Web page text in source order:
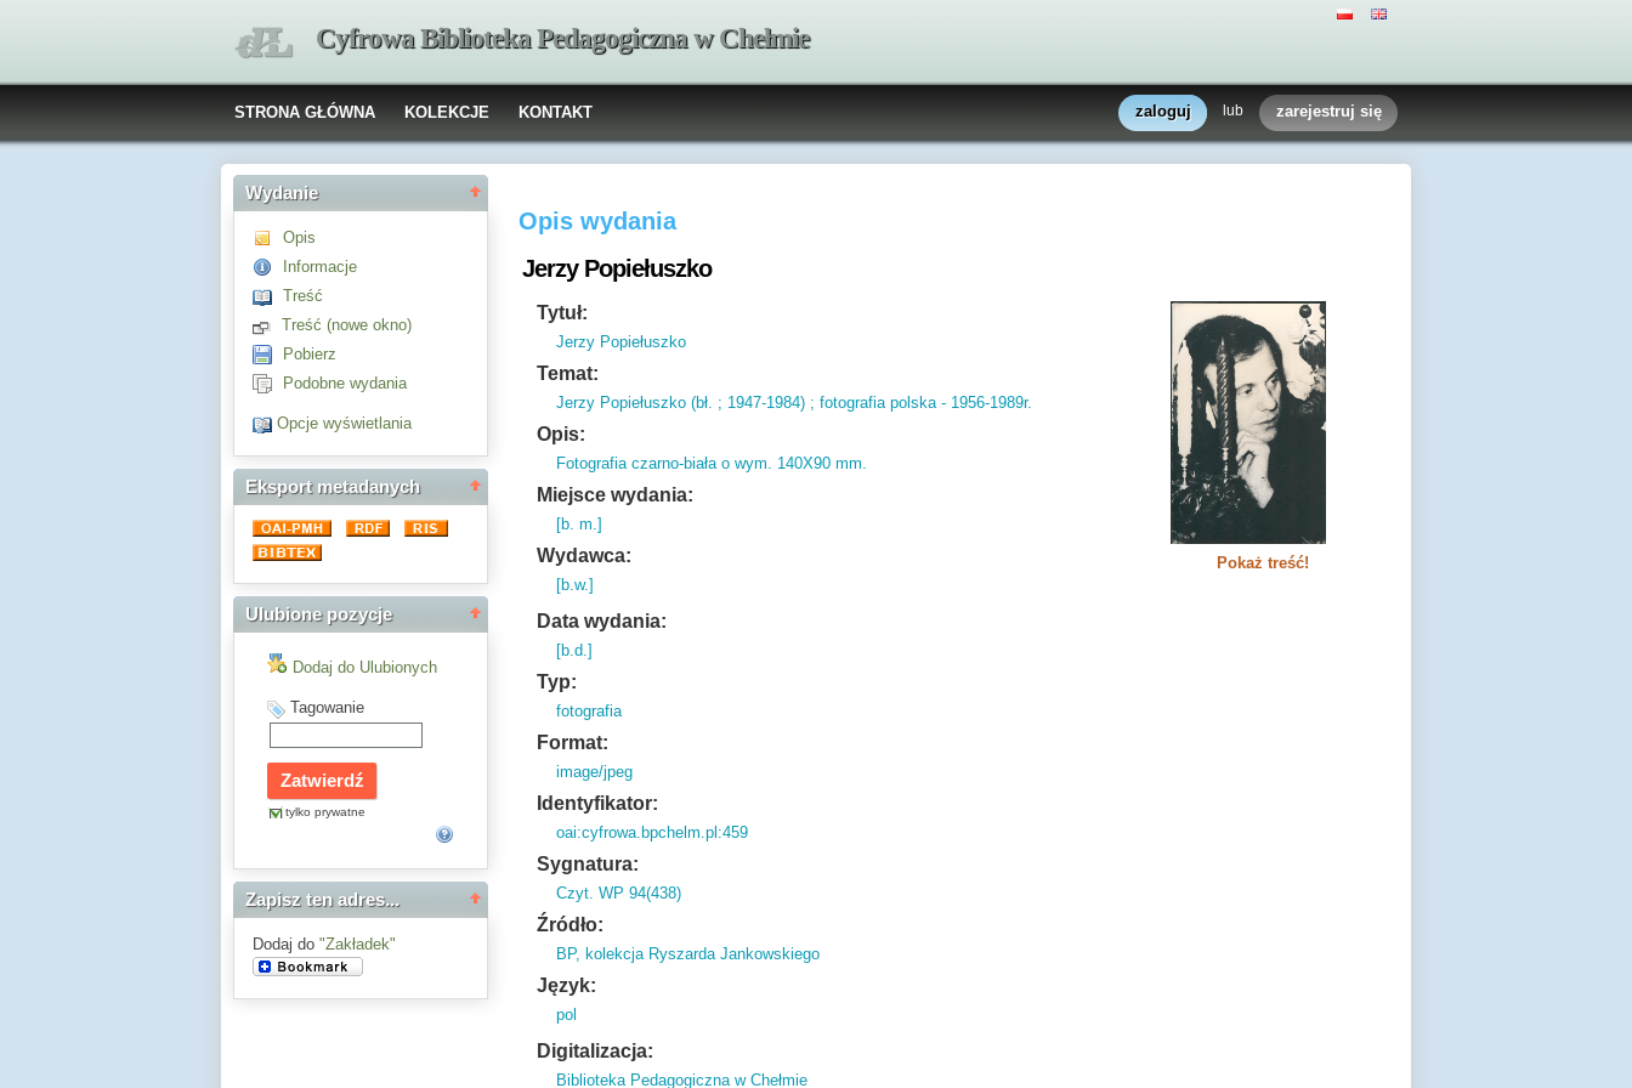
Cyfrowa Biblioteka Pedagogiczna w Chełmie
STRONA GŁÓWNA KOLEKCJE KONTAKT zaloguj lub zarejestruj się
Wydanie
Opis
Informacje
Treść
Treść (nowe okno)
Pobierz
Podobne wydania
Opcje wyświetlania
Eksport metadanych
Ulubione pozycje
Dodaj do Ulubionych
Tagowanie
tylko prywatne
Zapisz ten adres...
Dodaj do "Zakładek"
Opis wydania
Jerzy Popiełuszko
Pokaż treść!
Tytuł:
Jerzy Popiełuszko
Temat:
Jerzy Popiełuszko (bł. ; 1947-1984) ; fotografia polska - 1956-1989r.
Opis:
Fotografia czarno-biała o wym. 140X90 mm.
Miejsce wydania:
[b. m.]
Wydawca:
[b.w.]
Data wydania:
[b.d.]
Typ:
fotografia
Format:
image/jpeg
Identyfikator:
oai:cyfrowa.bpchelm.pl:459
Sygnatura:
Czyt. WP 94(438)
Źródło:
BP, kolekcja Ryszarda Jankowskiego
Język:
pol
Digitalizacja:
Biblioteka Pedagogiczna w Chełmie